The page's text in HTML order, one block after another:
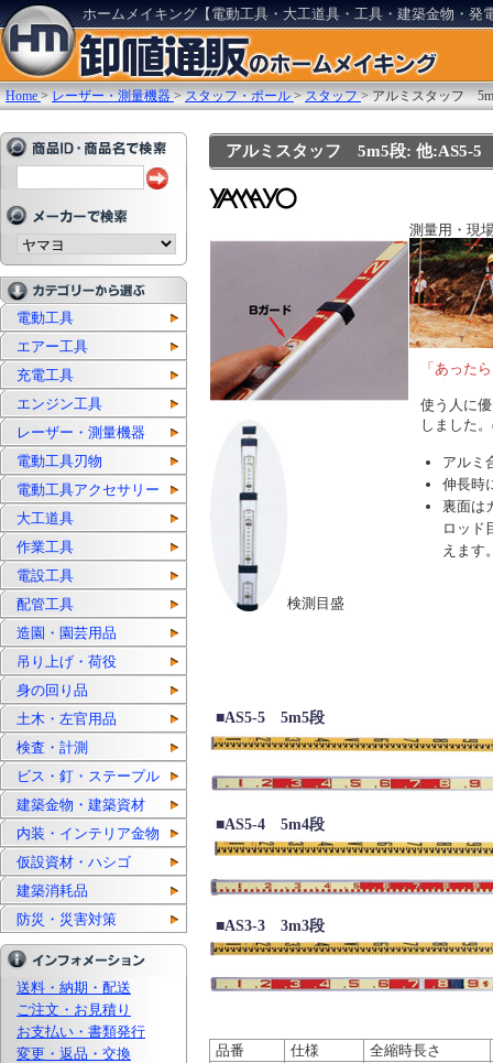
ホームメイキング【電動工具・大工道具・工具・建築金物・発
Home >レーザー・測量機器 >スタッフ・ポール >スタッフ >アルミスタッフ
電動工具
エアー工具
充電工具
エンジン工具
レーザー・測量機器
電動工具刃物
電動工具アクセサリー
大工道具
作業工具
電設工具
配管工具
造園・園芸用品
吊り上げ・荷役
身の回り品
土木・左官用品
検査・計測
ビス・釘・ステープル
建築金物・建築資材
内装・インテリア金物
仮設資材・ハシゴ
建築消耗品
防災・災害対策
送料・納期・配送
ご注文・お見積り
お支払い・書類発行
変更・返品・交換
アルミスタッフ 5m5段: 他:AS5-5
検測目盛
測量用・現
「あった
使う人に
しました
アルミ
伸長時
裏面は
ロッド
えます
■AS5-5 5m5段
■AS5-4 5m4段
■AS3-3 3m3段
品番 仕様
全縮時長さ